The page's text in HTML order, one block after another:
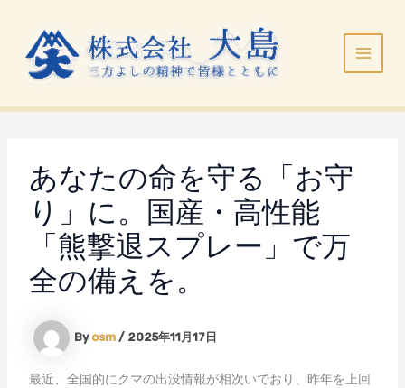
ッ
Menu
あなたの命を守る「お守
り」に。国産・高性能
「熊撃退スプレー」で万
全の備えを。
By osm / 2025年11月17日
最近、全国的にクマの出没情報が相次いでおり、昨年を上回